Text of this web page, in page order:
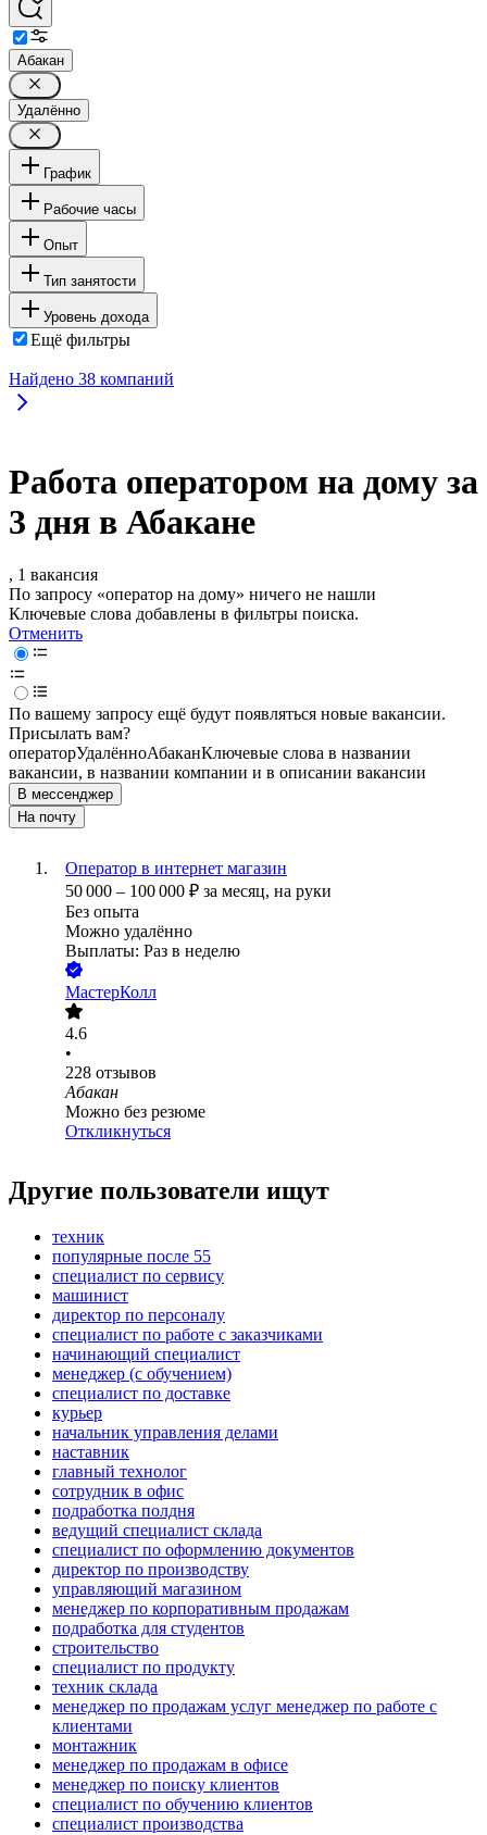
Абакан
Удалённо
График
Рабочие часы
Опыт
Тип занятости
Уровень дохода
Ещё фильтры
Найдено 38 компаний
Работа оператором на дому за
3 дня в Абакане
, 1 вакансия
По запросу «оператор на дому» ничего не нашли
Ключевые слова добавлены в фильтры поиска.
Отменить
По вашему запросу ещё будут появляться новые вакансии.
Присылать вам?
операторУдалённоАбаканКлючевые слова в названии
вакансии, в названии компании и в описании вакансии
В мессенджер
На почту
Оператор в интернет магазин
50 000 – 100 000 ₽ за месяц, на руки
Без опыта
Можно удалённо
Выплаты: Раз в неделю
МастерКолл
4.6
•
228 отзывов
Абакан
Можно без резюме
Откликнуться
Другие пользователи ищут
техник
популярные после 55
специалист по сервису
машинист
директор по персоналу
специалист по работе с заказчиками
начинающий специалист
менеджер (с обучением)
специалист по доставке
курьер
начальник управления делами
наставник
главный технолог
сотрудник в офис
подработка полдня
ведущий специалист склада
специалист по оформлению документов
директор по производству
управляющий магазином
менеджер по корпоративным продажам
подработка для студентов
строительство
специалист по продукту
техник склада
менеджер по продажам услуг менеджер по работе с
клиентами
монтажник
менеджер по продажам в офисе
менеджер по поиску клиентов
специалист по обучению клиентов
специалист производства